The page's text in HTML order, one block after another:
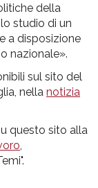
della
studio di un
a disposizione
nazionale».
sul sito del
nella notizia
questo sito alla